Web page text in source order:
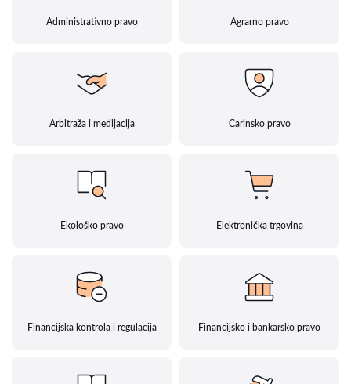
Administrativno pravo Agrarno pravo
Arbitraža i medijacija Carinsko pravo
Ekološko pravo Elektronička trgovina
Financijska kontrola i regulacija Financijsko i bankarsko pravo